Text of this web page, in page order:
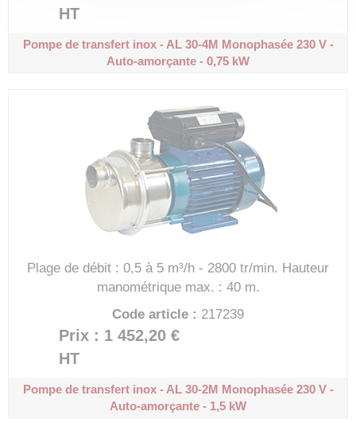
HT
Pompe de transfert inox - AL 30-4M Monophasée 230 V -
Auto-amorçante - 0,75 kW
Plage de débit : 0,5 à 5 m³/h - 2800 tr/min. Hauteur
manométrique max. : 40 m.
Code article : 217239
Prix : 1 452,20 €
HT
Pompe de transfert inox - AL 30-2M Monophasée 230 V -
Auto-amorçante - 1,5 kW